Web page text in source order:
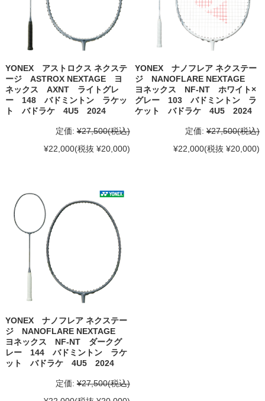
YONEX アストロクス ネクステ
ージ ASTROX NEXTAGE ヨ
ネックス AXNT ライトグレ
ー 148 バドミントン ラケッ
ト バドラケ 4U5 2024
定価: ¥27,500(税込)
¥22,000(税抜 ¥20,000)
YONEX ナノフレア ネクステー
ジ NANOFLARE NEXTAGE
ヨネックス NF-NT ホワイト×
グレー 103 バドミントン ラ
ケット バドラケ 4U5 2024
定価: ¥27,500(税込)
¥22,000(税抜 ¥20,000)
YONEX ナノフレア ネクステー
ジ NANOFLARE NEXTAGE
ヨネックス NF-NT ダークグ
レー 144 バドミントン ラケ
ット バドラケ 4U5 2024
定価: ¥27,500(税込)